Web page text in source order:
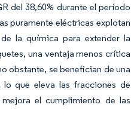
del 38,60% durante el período
puramente eléctricas explotan
la química para extender la
una ventaja menos crítica
obstante, se benefician de una
que eleva las fracciones de
el cumplimiento de las